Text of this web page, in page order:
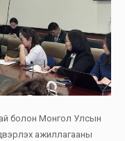
болон Монгол Улсын
ажиллагааны